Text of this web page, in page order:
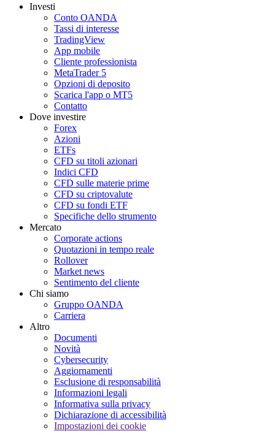
Investi
Conto OANDA
Tassi di interesse
TradingView
App mobile
Cliente professionista
MetaTrader 5
Opzioni di deposito
Scarica l'app o MT5
Contatto
Dove investire
Forex
Azioni
ETFs
CFD su titoli azionari
Indici CFD
CFD sulle materie prime
CFD su criptovalute
CFD su fondi ETF
Specifiche dello strumento
Mercato
Corporate actions
Quotazioni in tempo reale
Rollover
Market news
Sentimento del cliente
Chi siamo
Gruppo OANDA
Carriera
Altro
Documenti
Novità
Cybersecurity
Aggiornamenti
Esclusione di responsabilità
Informazioni legali
Informativa sulla privacy
Dichiarazione di accessibilità
Impostazioni dei cookie